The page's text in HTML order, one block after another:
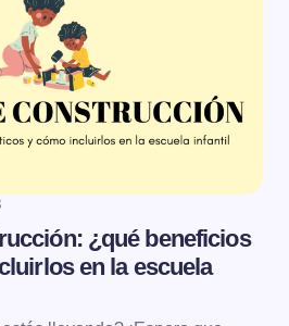
¿qué beneficios
en la escuela